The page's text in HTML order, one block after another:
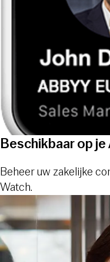
Beschikbaar op
Beheer uw zakelijke
Watch.